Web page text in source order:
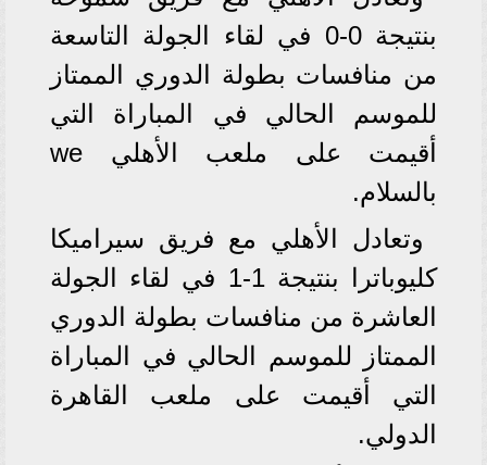
بنتيجة 0-0 في لقاء الجولة التاسعة
من منافسات بطولة الدوري الممتاز
للموسم الحالي في المباراة التي
أقيمت على ملعب الأهلي we
بالسلام.
وتعادل الأهلي مع فريق سيراميكا
كليوباترا بنتيجة 1-1 في لقاء الجولة
العاشرة من منافسات بطولة الدوري
الممتاز للموسم الحالي في المباراة
التي أقيمت على ملعب القاهرة
الدولي.